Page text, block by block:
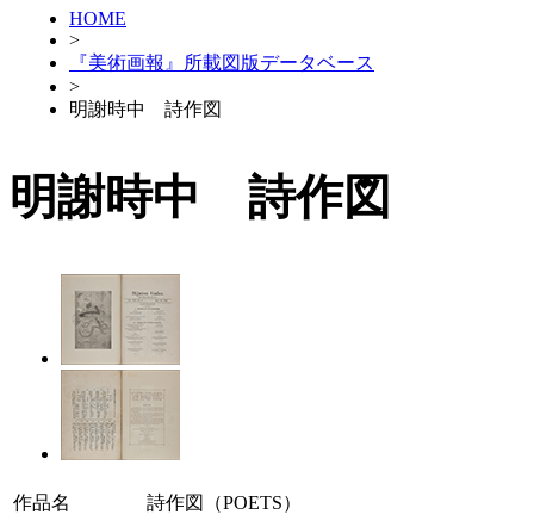
HOME
>
『美術画報』所載図版データベース
>
明謝時中 詩作図
明謝時中 詩作図
作品名
詩作図（POETS）